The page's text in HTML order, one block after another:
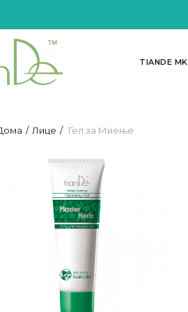
TIANDE MK
Лице Гел за Миење